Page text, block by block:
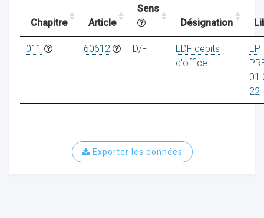
Chapitre Article
Sens
Désignation
011 60612 D/F
EDF debits
d'office
EP
01
22
Exporter les données